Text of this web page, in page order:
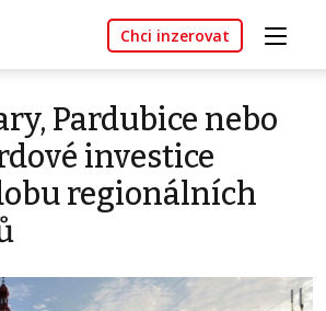
Chci inzerovat
Pardubice nebo
investice
regionálních